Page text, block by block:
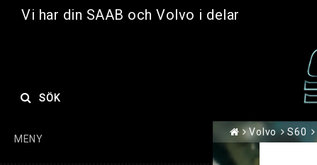
Vi har din SAAB och Volvo i delar
SÖK
MENY
Volvo S60